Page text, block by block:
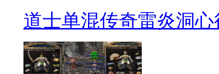
道士单混传奇雷炎洞心